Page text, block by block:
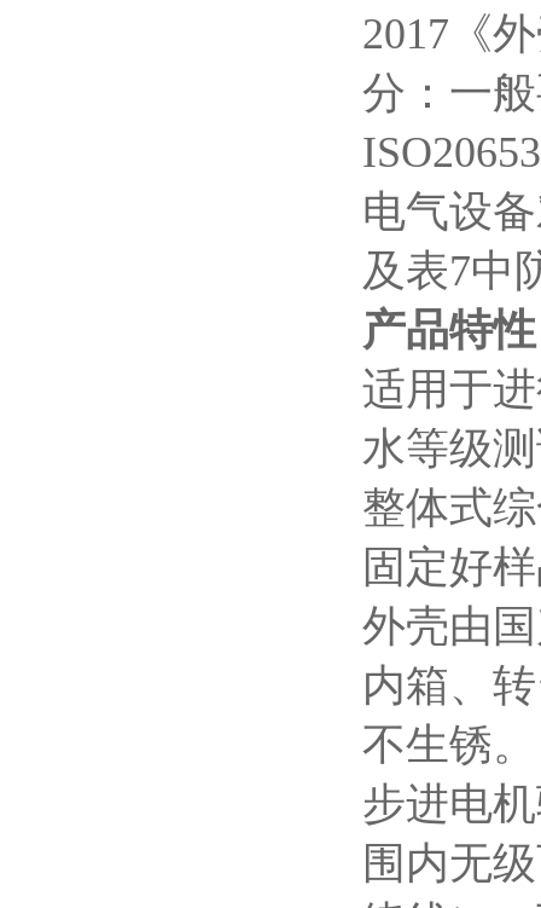
2017《
分：一
电气设
及表7中
产品特性
适用于
水等级
整体式
固定好
外壳由
内箱、
不生锈。
步进电
围内无